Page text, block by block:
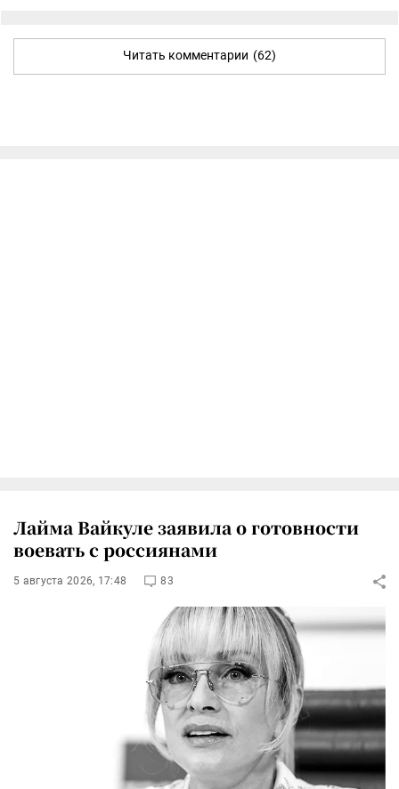
Читать комментарии (62)
Лайма Вайкуле заявила о готовности
воевать с россиянами
5 августа 2026, 17:48 83